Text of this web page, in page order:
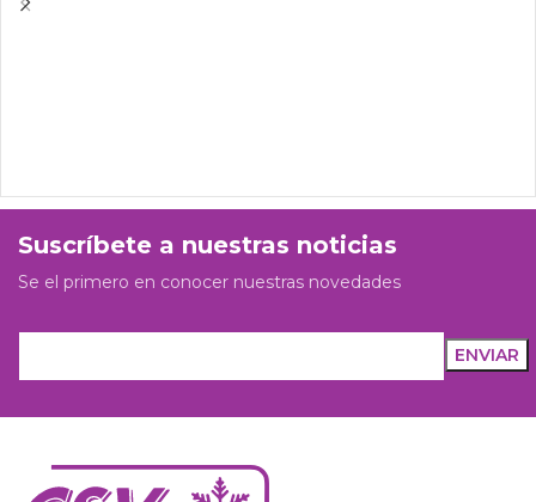
Suscríbete a nuestras noticias
Se el primero en conocer nuestras novedades